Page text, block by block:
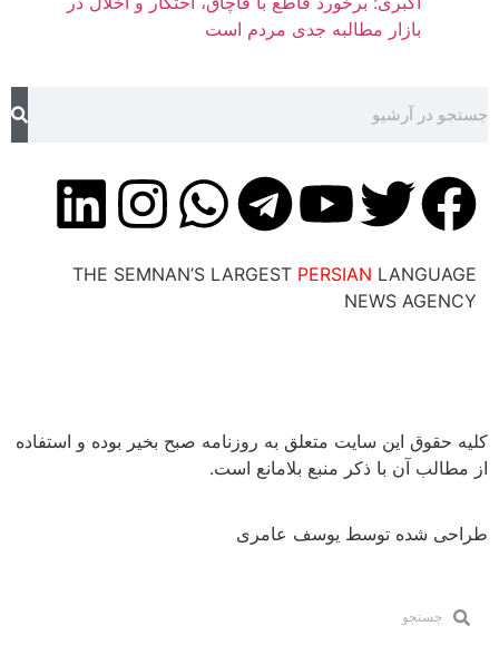
بازار مطالبه جدی مردم است
THE SEMNAN’S LARGESTPERSIAN
NEWS
این سایت متعلق به روزنامه صبح بخیر بوده و استفاده
آن با ذکر منبع بلامانع است.
توسط یوسف عامری